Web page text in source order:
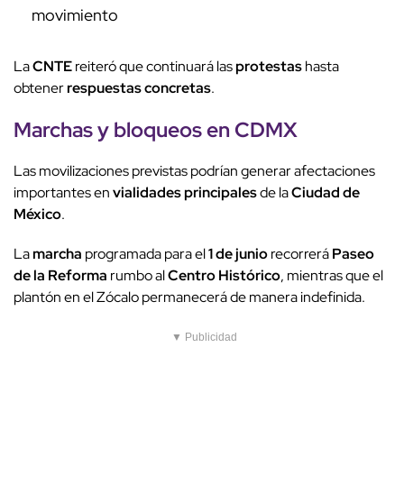
movimiento
LaCNTEreiteró que continuará lasprotestashasta
obtenerrespuestas concretas.
Marchasybloqueosen CDMX
Las movilizaciones previstas podrían generar afectaciones
importantes envialidades principalesde laCiudad de
México.
Lamarcha programada para el1 de juniorecorreráPaseo
de la Reforma rumbo alCentro Histórico, mientras que el
plantón en el Zócalo permanecerá de manera indefinida.
▼ Publicidad